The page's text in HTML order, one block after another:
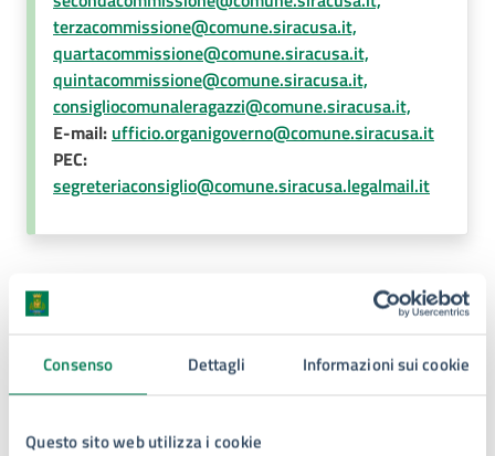
Consenso Dettagli Informazioni sui cookie
Questo sito web utilizza i cookie
terzacommissione@comune.siracusa.it,
quartacommissione@comune.siracusa.it,
quintacommissione@comune.siracusa.it,
consigliocomunaleragazzi@comune.siracusa.it,
E-mail: ufficio.organigoverno@comune.siracusa.it
PEC:
segreteriaconsiglio@comune.siracusa.legalmail.it
Con il supporto di:
Ufficio Segreteria e Uffici di
Comunale